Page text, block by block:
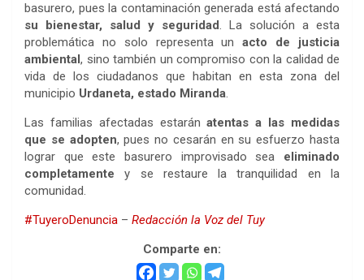
basurero, pues la contaminación generada está afectando
su bienestar, salud y seguridad. La solución a esta
problemática no solo representa unacto de justicia
ambiental, sino también un compromiso con la calidad de
vida de los ciudadanos que habitan en esta zona del
municipio Urdaneta, estado Miranda.
Las familias afectadas estaránatentas a las medidas
que se adopten, pues no cesarán en su esfuerzo hasta
lograr que este basurero improvisado sea eliminado
completamente y se restaure la tranquilidad en la
comunidad.
#TuyeroDenuncia – Redacción la Voz del Tuy
Comparte en: